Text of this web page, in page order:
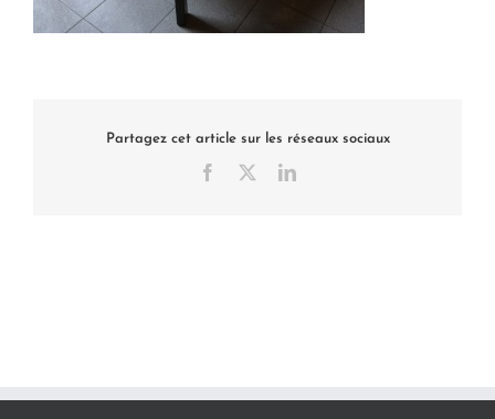
Partagez cet article sur les réseaux sociaux
Facebook LinkedIn